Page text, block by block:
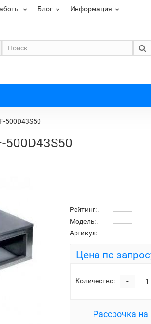
Блог Информация
500D43S50
500D43S50
Рейтинг:
Модель:
Артикул:
Цена по
Количество: -
Рассрочка